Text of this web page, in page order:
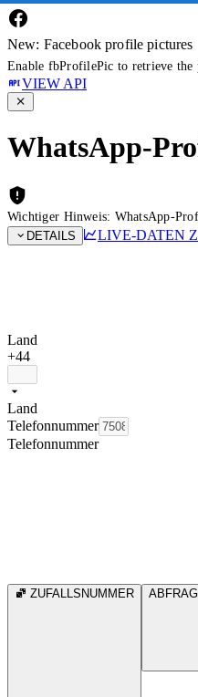
New: Facebook profile pictures
Enable fbProfilePic to retrieve the
VIEW API
WhatsApp-
Wichtiger Hinweis: WhatsApp-
DETAILS
LIVE-DATEN
Land
+44
Land
Telefonnummer
Telefonnummer
ZUFALLSNUMMER